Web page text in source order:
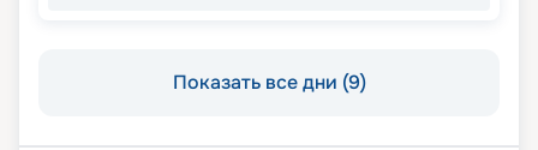
Показать все дни (9)